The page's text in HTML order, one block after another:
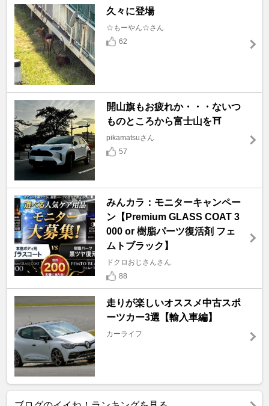
久々に登場
☆もーやん☆さん
62
開山旗もお疲れか・・・ないつ
ものところから富士山を⛩️
pikamatsuさん
57
みんカラ：モニターキャンペー
ン【Premium GLASS COAT 3
000 or 樹脂パーツ復活剤 フェ
ムトブラック】
ドクロおじさんさん
88
走りが楽しいオススメ中古スポ
ーツカー3選【輸入車編】
カーライフ